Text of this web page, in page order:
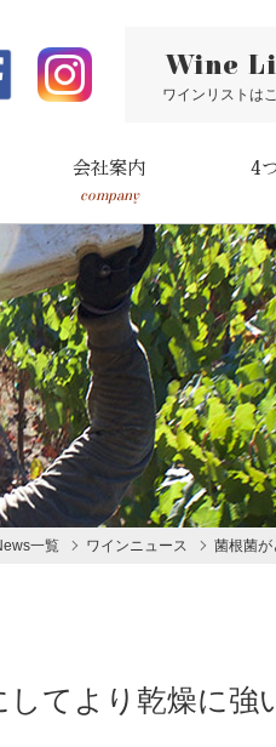
Wine
ワインリストは
会社案内
company
4
一覧 ワインニュース 菌根菌が
てより乾燥に強